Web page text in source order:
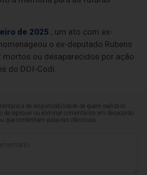
de 2025 , um ato com ex-
o ex-deputado Rubens
mortos ou desaparecidos por ação
do DOI-Codi.
é de responsabilidade de quem realizá-lo.
de reprovar ou eliminar comentários em desacordo
que contenham palavras ofensivas.